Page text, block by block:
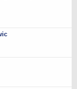
roczne
JST